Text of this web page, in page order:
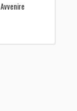
Avvenire